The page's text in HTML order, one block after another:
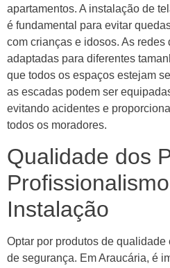
apartamentos. A instalação de
é fundamental para evitar
com crianças e idosos. As redes
adaptadas para diferentes
que todos os espaços estejam
as escadas podem ser
evitando acidentes e
todos os moradores.
Qualidade dos
Instalação
Optar por produtos de
de segurança. Em Araucária, é